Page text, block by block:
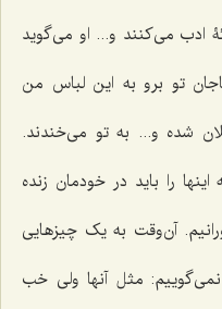
ادب مى‌کنند و... او مى‌گوید
تو برو به این لباس من
شده و... به تو مى‌خندند.
را باید در خودمان زنده
آن‌وقت به یک چیزهایی
مثل آنها ولى خب